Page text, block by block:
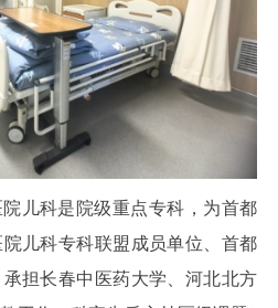
儿科是院级重点专科，为首都
儿科专科联盟成员单位、首都
担长春中医药大学、河北北方